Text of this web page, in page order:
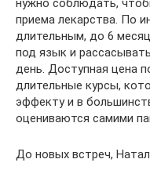
нужно соблюдать,
приема лекарства. По
длительным, до 6
под язык и
день. Доступная цена
длительные курсы,
эффекту и в
оцениваются самими
До новых встреч,